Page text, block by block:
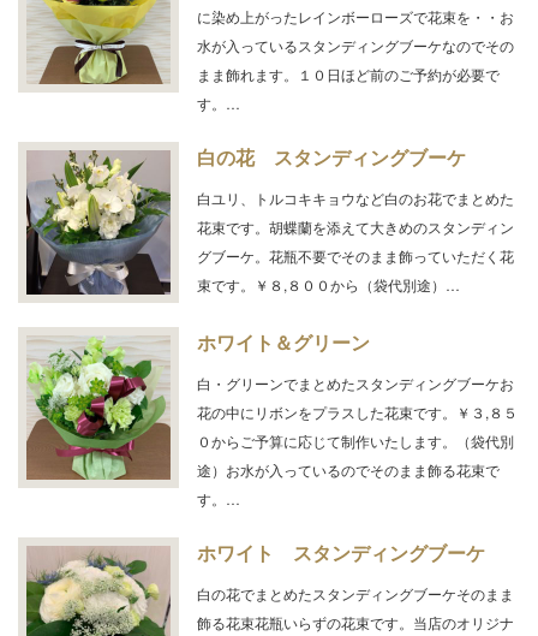
に染め上がったレインボーローズで花束を・・お
水が入っているスタンディングブーケなのでその
まま飾れます。１０日ほど前のご予約が必要で
す。…
白の花 スタンディングブーケ
白ユリ、トルコキキョウなど白のお花でまとめた
花束です。胡蝶蘭を添えて大きめのスタンディン
グブーケ。花瓶不要でそのまま飾っていただく花
束です。￥８,８００から（袋代別途）…
ホワイト＆グリーン
白・グリーンでまとめたスタンディングブーケお
花の中にリボンをプラスした花束です。￥３,８５
０からご予算に応じて制作いたします。（袋代別
途）お水が入っているのでそのまま飾る花束で
す。…
ホワイト スタンディングブーケ
白の花でまとめたスタンディングブーケそのまま
飾る花束花瓶いらずの花束です。当店のオリジナ